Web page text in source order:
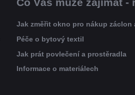
Jak změřit okno pro nákup záclon
Péče o bytový textil
Jak prát povlečení a prostěradla
Informace o materiálech